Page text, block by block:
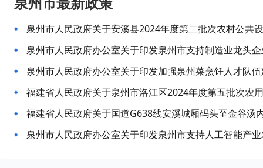
泉州市人民政府办公室关于印发泉州市支持制造业龙头
泉州市人民政府办公室关于印发加强泉州菜烹饪人才队
福建省人民政府关于泉州市洛江区2024年度第五批次农
泉州市人民政府办公室关于印发泉州市支持人工智能产